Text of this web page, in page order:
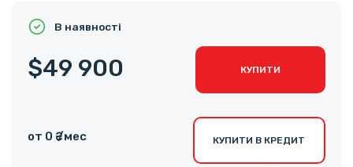
В наявності
$49 900 КУПИТИ
от 0 ₴ /мес КУПИТИ В КРЕДИТ